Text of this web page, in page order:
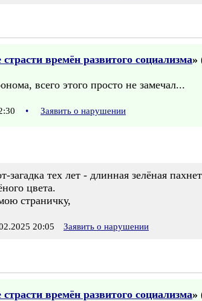
времён развитого социализма»
всего этого просто не замечал...
• Заявить о нарушении
тех лет - длинная зелёная
цвета.
страничку,
20:05 Заявить о нарушении
времён развитого социализма»